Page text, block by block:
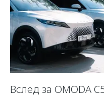
Вслед за OMODA